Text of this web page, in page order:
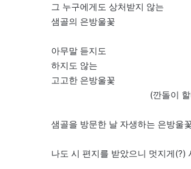
그 누구에게도 상처받지 않는
샘골의 은방울꽃
아무말 듣지도
하지도 않는
고고한 은방울꽃
(깐돌이 할
샘골을 방문한 날 자생하는 은방울
나도 시 편지를 받았으니 멋지게(?)